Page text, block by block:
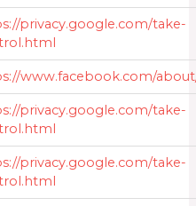
privacy.google.com/take-
www.facebook.com/
privacy.google.com/take-
privacy.google.com/take-